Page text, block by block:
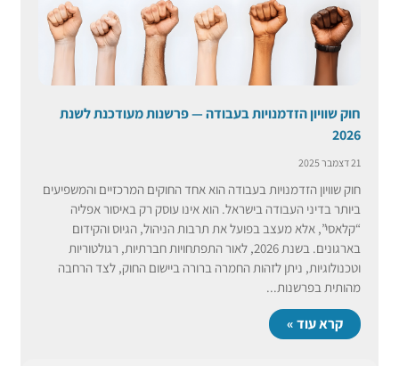
חוק שוויון הזדמנויות בעבודה — פרשנות מעודכנת לשנת
2026
21 דצמבר 2025
חוק שוויון הזדמנויות בעבודה הוא אחד החוקים המרכזיים והמשפיעים
ביותר בדיני העבודה בישראל. הוא אינו עוסק רק באיסור אפליה
“קלאסי”, אלא מעצב בפועל את תרבות הניהול, הגיוס והקידום
בארגונים. בשנת 2026, לאור התפתחויות חברתיות, רגולטוריות
וטכנולוגיות, ניתן לזהות החמרה ברורה ביישום החוק, לצד הרחבה
מהותית בפרשנות...
קרא עוד »